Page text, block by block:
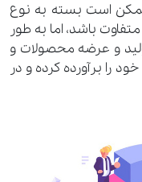
است بسته به نوع
باشد، اما به طور
و عرضه محصولات و
را برآورده کرده و در